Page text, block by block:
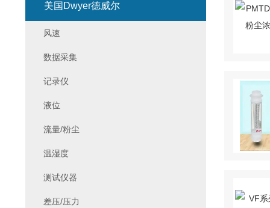
美国Dwyer德威尔
风速
数据采集
记录仪
液位
流量/粉尘
温湿度
测试仪器
差压/压力